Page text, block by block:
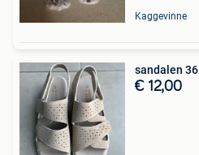
Kaggevinne
sandalen 36
€ 12,00